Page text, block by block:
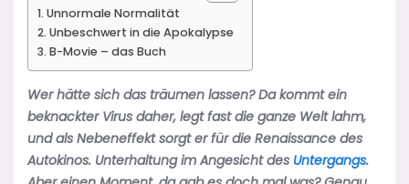
Unnormale Normalität
Unbeschwert in die Apokalypse
B-Movie – das Buch
Wer hätte sich das träumen lassen? Da kommt ein
beknackter Virus daher, legt fast die ganze Welt lahm,
und als Nebeneffekt sorgt er für die Renaissance des
Autokinos. Unterhaltung im Angesicht des Untergangs.